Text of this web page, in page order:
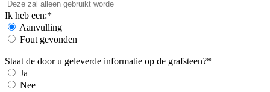
Ik heb een:*
Aanvulling
Fout gevonden
Staat de door u geleverde informatie op de grafsteen?*
Ja
Nee